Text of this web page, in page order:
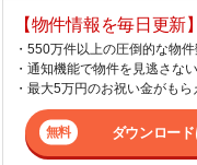
【物件情報を毎日更新】
・550万件以上の圧倒的な物
・通知機能で物件を見逃さない
・最大5万円のお祝い金がもら
ダウンロー